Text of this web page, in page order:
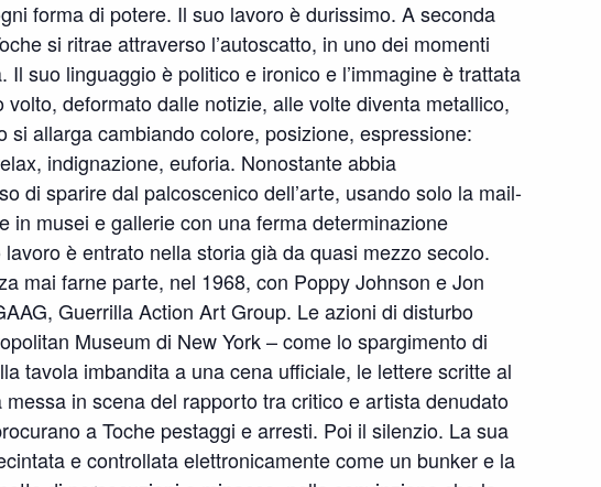
forma di potere. Il suo lavoro è durissimo. A seconda
si ritrae attraverso l’autoscatto, in uno dei momenti
Il suo linguaggio è politico e ironico e l’immagine è trattata
volto, deformato dalle notizie, alle volte diventa metallico,
si allarga cambiando colore, posizione, espressione:
indignazione, euforia. Nonostante abbia
di sparire dal palcoscenico dell’arte, usando solo la mail-
in musei e gallerie con una ferma determinazione
è entrato nella storia già da quasi mezzo secolo.
mai farne parte, nel 1968, con Poppy Johnson e Jon
Guerrilla Action Art Group. Le azioni di disturbo
Museum di New York – come lo spargimento di
tavola imbandita a una cena ufficiale, le lettere scritte al
in scena del rapporto tra critico e artista denudato
a Toche pestaggi e arresti. Poi il silenzio. La sua
e controllata elettronicamente come un bunker e la